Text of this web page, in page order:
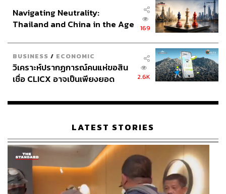
Navigating Neutrality:
Thailand and China in the Age
169
BUSINESS / ECONOMIC
วิเคราะห์ปรากฏการณ์คนแห่ขอสิน
เชื่อ CLICX อาจเป็นเพียงยอด
เรือนไทยที่ถูกซุกไว้
2.6K
LATEST STORIES